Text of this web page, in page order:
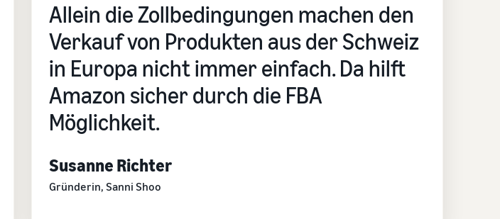
Allein die Zollbedingungen machen den
Verkauf von Produkten aus der Schweiz
in Europa nicht immer einfach. Da hilft
Amazon sicher durch die FBA
Möglichkeit.
Susanne Richter
Gründerin, Sanni Shoo